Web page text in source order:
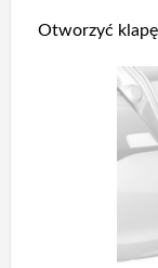
Otworzyć